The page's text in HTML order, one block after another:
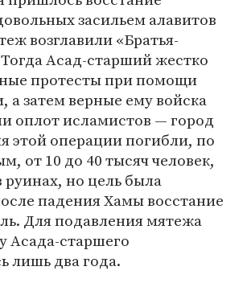
засильем алавитов
возглавили «Братья-
Асад-старший жестко
протесты при помощи
а затем верные ему войска
оплот исламистов — город
этой операции погибли, по
от 10 до 40 тысяч человек,
руинах, но цель была
падения Хамы восстание
Для подавления мятежа
Асада-старшего
лишь два года.